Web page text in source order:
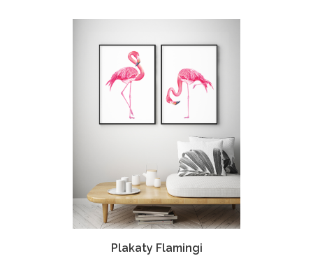
Plakaty Flamingi